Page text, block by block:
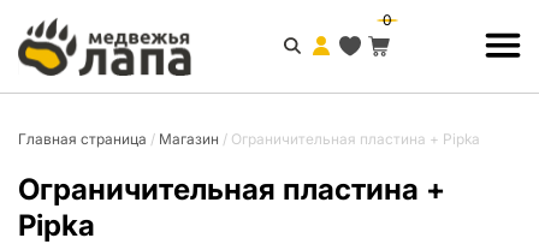
0
Главная страница / Магазин / Ограничительная пластина + Pipka
Ограничительная пластина +
Pipka